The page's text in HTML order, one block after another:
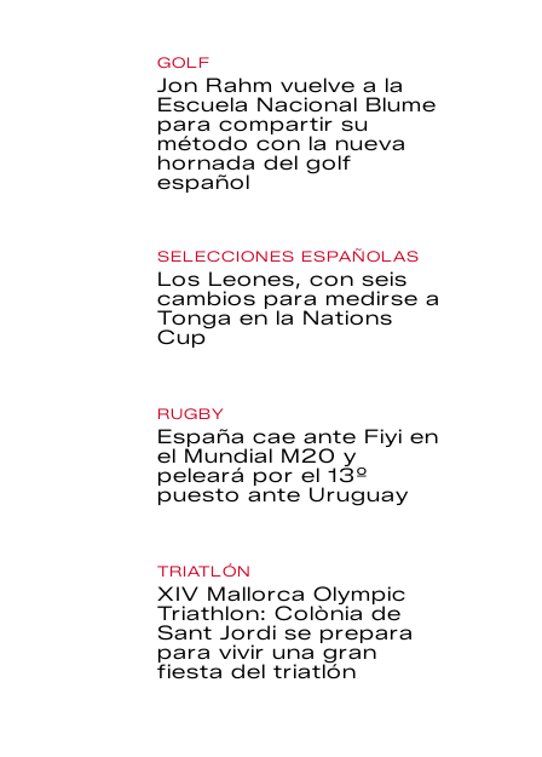
GOLF
Jon Rahm vuelve a la
Escuela Nacional Blume
para compartir su
método con la nueva
hornada del golf
español
SELECCIONES ESPAÑOLAS
Los Leones, con seis
cambios para medirse a
Tonga en la Nations
Cup
RUGBY
España cae ante Fiyi en
el Mundial M20 y
peleará por el 13º
puesto ante Uruguay
TRIATLÓN
XIV Mallorca Olympic
Triathlon: Colònia de
Sant Jordi se prepara
para vivir una gran
fiesta del triatlón